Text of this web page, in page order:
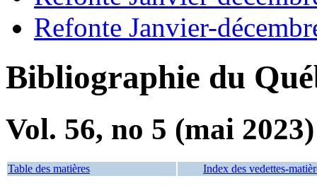
Refonte Janvier-
Bibliographie du
Vol. 56, no 5 (mai 2023)
Table des matières Index des vedettes-